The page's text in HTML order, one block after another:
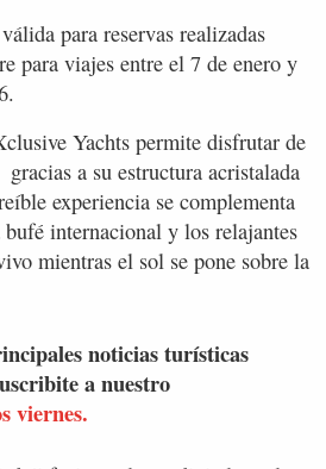
para reservas realizadas
para viajes entre el 7 de enero y
Yachts permite disfrutar de
a su estructura acristalada
experiencia se complementa
internacional y los relajantes
mientras el sol se pone sobre la
noticias turísticas
a nuestro
viernes.